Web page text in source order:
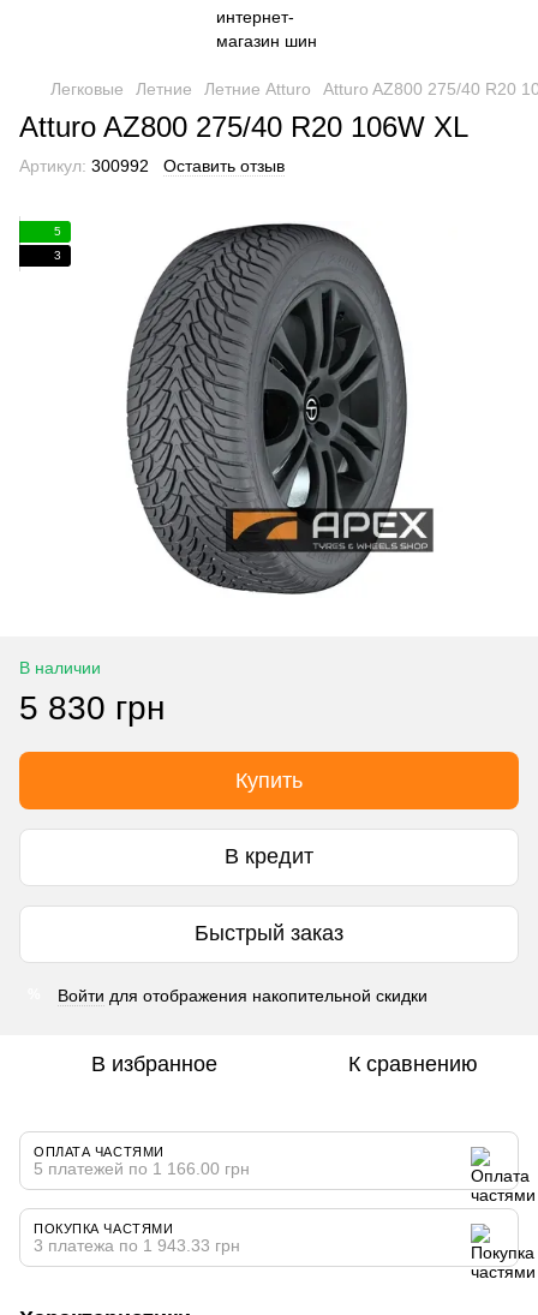
Легковые Летние Летние Atturo Atturo AZ800 275/40 R20
Atturo AZ800 275/40 R20 106W XL
Артикул: 300992 Оставить отзыв
5
3
В наличии
5 830 грн
Купить
В кредит
Быстрый заказ
Войти для отображения накопительной скидки
В избранное К сравнению
ОПЛАТА ЧАСТЯМИ
5 платежей по 1 166.00 грн
ПОКУПКА ЧАСТЯМИ
3 платежа по 1 943.33 грн